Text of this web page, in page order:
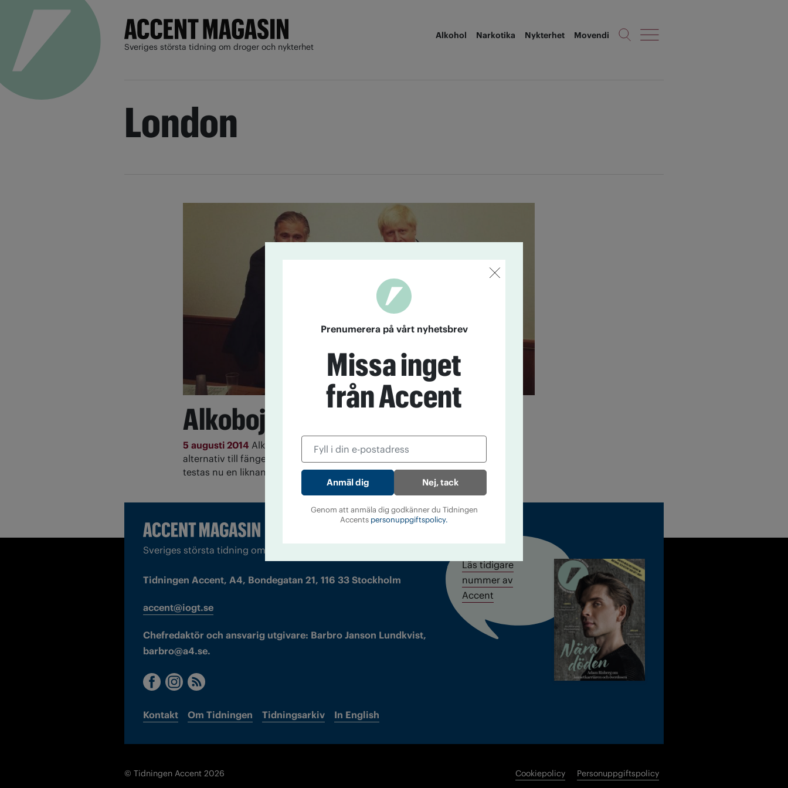
Sveriges största tidning om droger och nykterhet
Alkohol Narkotika Nykterhet Movendi
London
Alkoboja ersätter fängelse
5 augusti 2014 Alkoboja som övervakar brottslingars alkoholintag som
alternativ till fängelse används sedan några år tillbaka i USA. I London
testas nu en liknande variant.
Sveriges största tidning om droger och nykterhet
Tidningen Accent, A4, Bondegatan 21, 116 33 Stockholm
accent@iogt.se
Chefredaktör och ansvarig utgivare: Barbro Janson Lundkvist,
barbro@a4.se.
Kontakt Om Tidningen Tidningsarkiv In English
Läs tidigare
nummer av
Accent
© Tidningen Accent 2026 Cookiepolicy Personuppgiftspolicy
Prenumerera på vårt nyhetsbrev
Missa inget
från Accent
Nej, tack
Genom att anmäla dig godkänner du Tidningen
Accents personuppgiftspolicy.